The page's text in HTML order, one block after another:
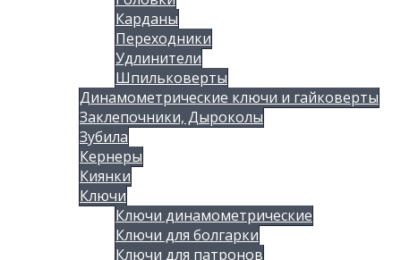
Карданы
Переходники
Удлинители
Шпильковерты
Динамометрические ключи и гайковерты
Заклепочники, Дыроколы
Зубила
Кернеры
Киянки
Ключи
Ключи динамометрические
Ключи для болгарки
Ключи для патронов